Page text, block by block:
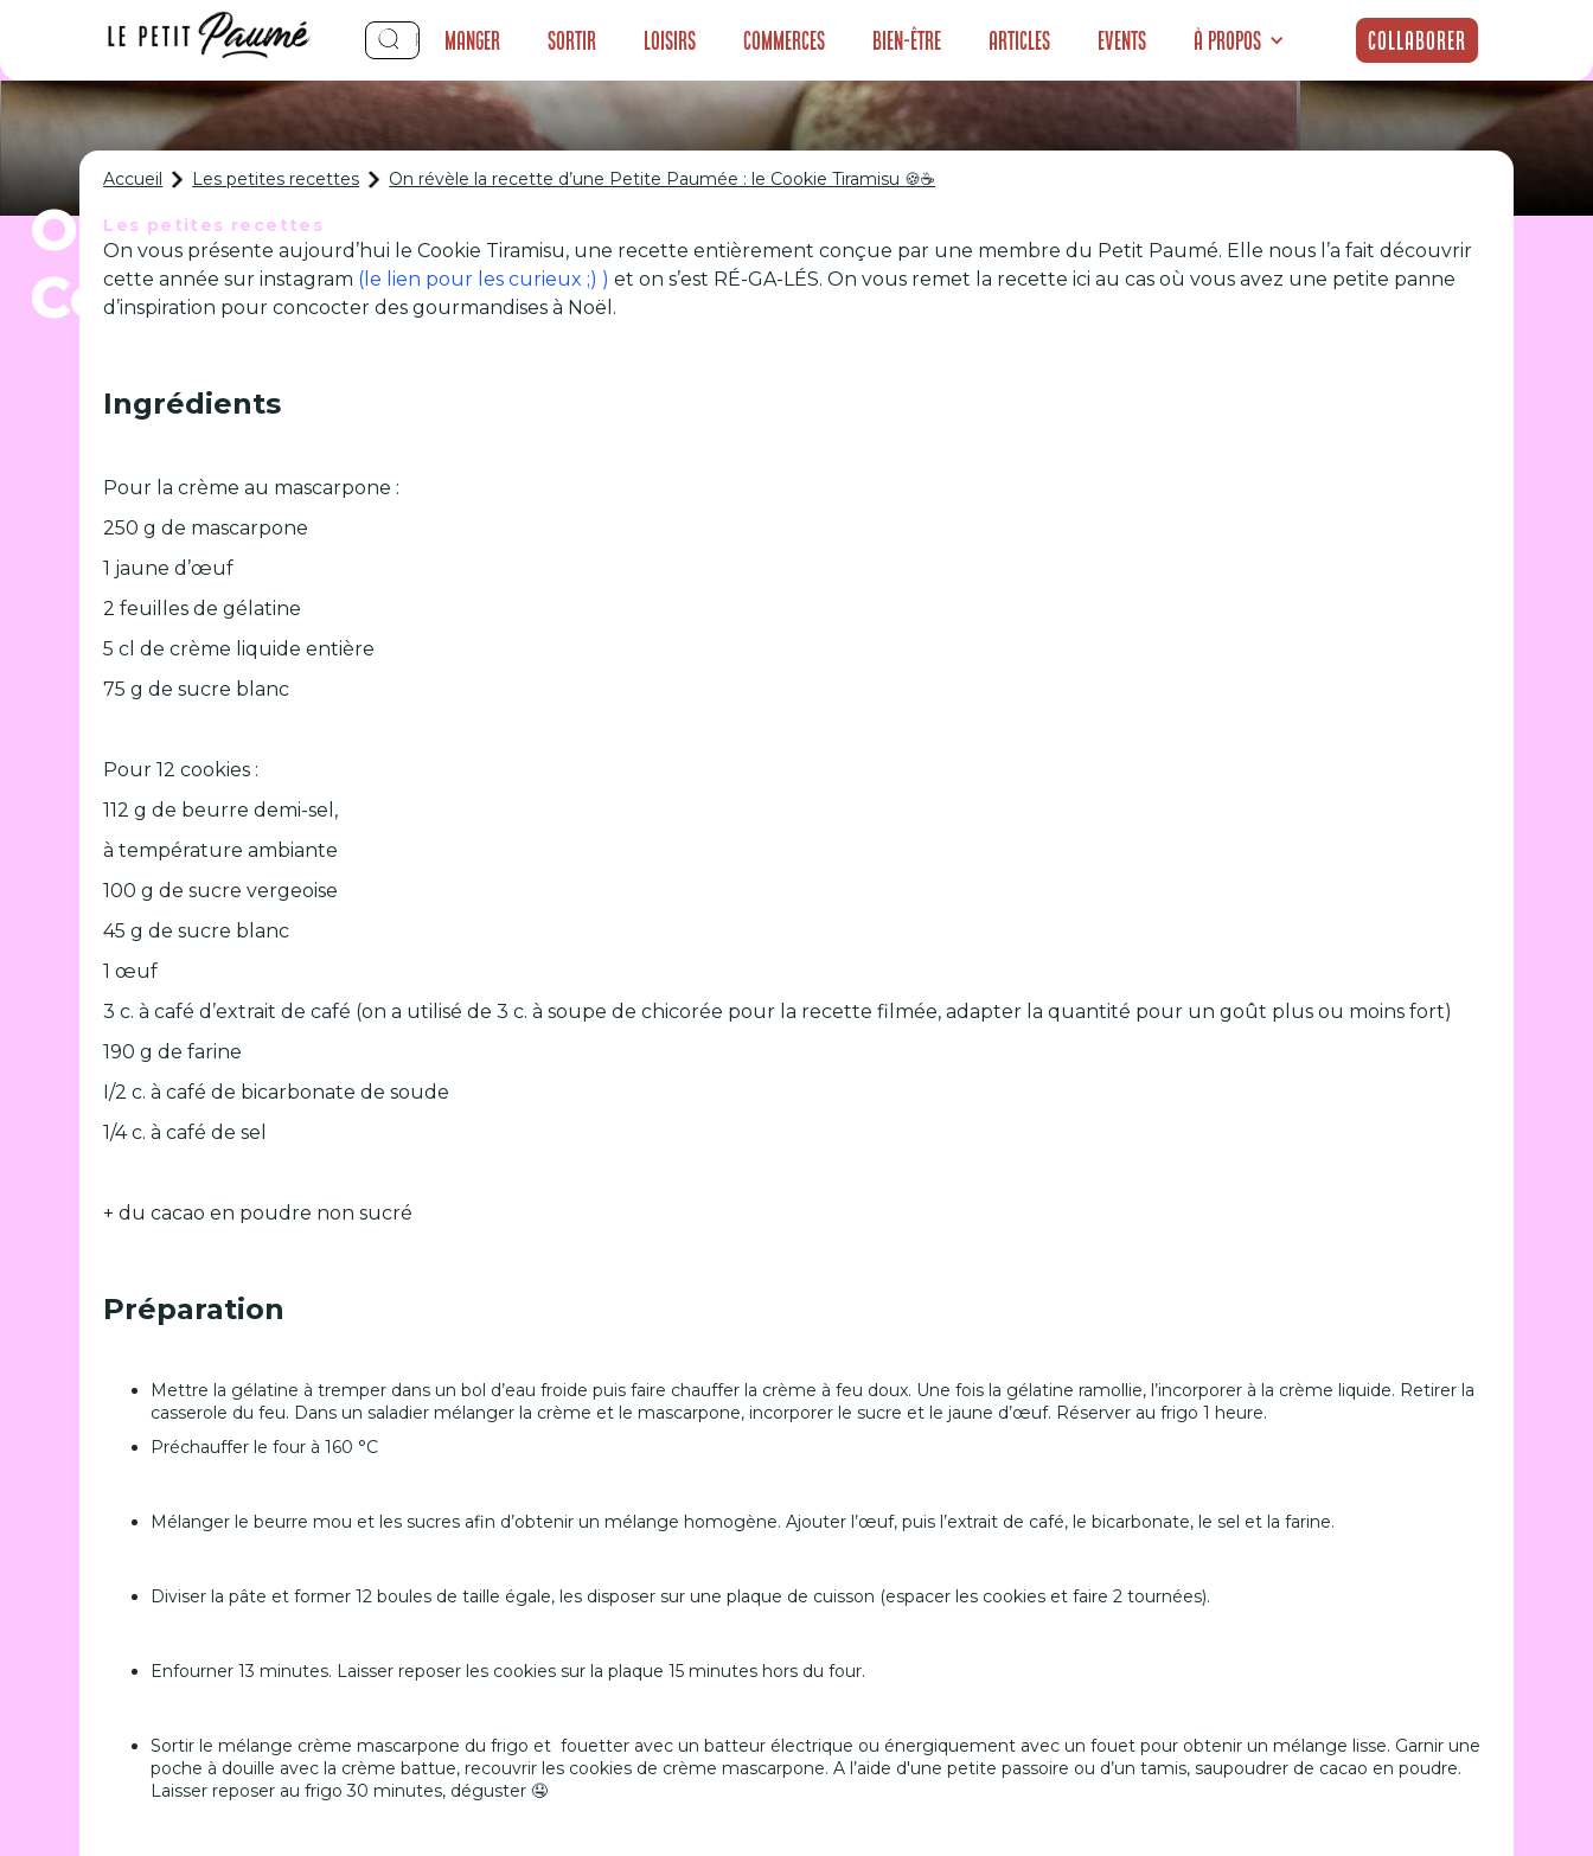
Manger Sortir Loisirs Commerces Bien-être Articles Events À propos Collaborer
On révèle la recette d’une Petite Paumée : le
Cookie Tiramisu 🍪☕️
Accueil Les petites recettes On révèle la recette d’une Petite Paumée : le Cookie Tiramisu 🍪☕️
Les petites recettes
On vous présente aujourd’hui le Cookie Tiramisu, une recette entièrement conçue par une membre du Petit Paumé. Elle nous l’a fait découvrir
cette année sur instagram (le lien pour les curieux ;) )et on s’est RÉ-GA-LÉS. On vous remet la recette ici au cas où vous avez une petite panne
d’inspiration pour concocter des gourmandises à Noël.
Ingrédients
Pour la crème au mascarpone :
250 g de mascarpone
1 jaune d’œuf
2 feuilles de gélatine
5 cl de crème liquide entière
75 g de sucre blanc
Pour 12 cookies :
112 g de beurre demi-sel,
à température ambiante
100 g de sucre vergeoise
45 g de sucre blanc
1 œuf
3 c. à café d’extrait de café (on a utilisé de 3 c. à soupe de chicorée pour la recette filmée, adapter la quantité pour un goût plus ou moins fort)
190 g de farine
I/2 c. à café de bicarbonate de soude
1/4 c. à café de sel
+ du cacao en poudre non sucré
Préparation
Mettre la gélatine à tremper dans un bol d’eau froide puis faire chauffer la crème à feu doux. Une fois la gélatine ramollie, l’incorporer à la crème liquide. Retirer la
casserole du feu. Dans un saladier mélanger la crème et le mascarpone, incorporer le sucre et le jaune d’œuf. Réserver au frigo 1 heure.
Préchauffer le four à 160 °C
Mélanger le beurre mou et les sucres afin d’obtenir un mélange homogène. Ajouter l’œuf, puis l’extrait de café, le bicarbonate, le sel et la farine.
Diviser la pâte et former 12 boules de taille égale, les disposer sur une plaque de cuisson (espacer les cookies et faire 2 tournées).
Enfourner 13 minutes. Laisser reposer les cookies sur la plaque 15 minutes hors du four.
Sortir le mélange crème mascarpone du frigo et fouetter avec un batteur électrique ou énergiquement avec un fouet pour obtenir un mélange lisse. Garnir une
poche à douille avec la crème battue, recouvrir les cookies de crème mascarpone. A l’aide d'une petite passoire ou d’un tamis, saupoudrer de cacao en poudre.
Laisser reposer au frigo 30 minutes, déguster 🤤